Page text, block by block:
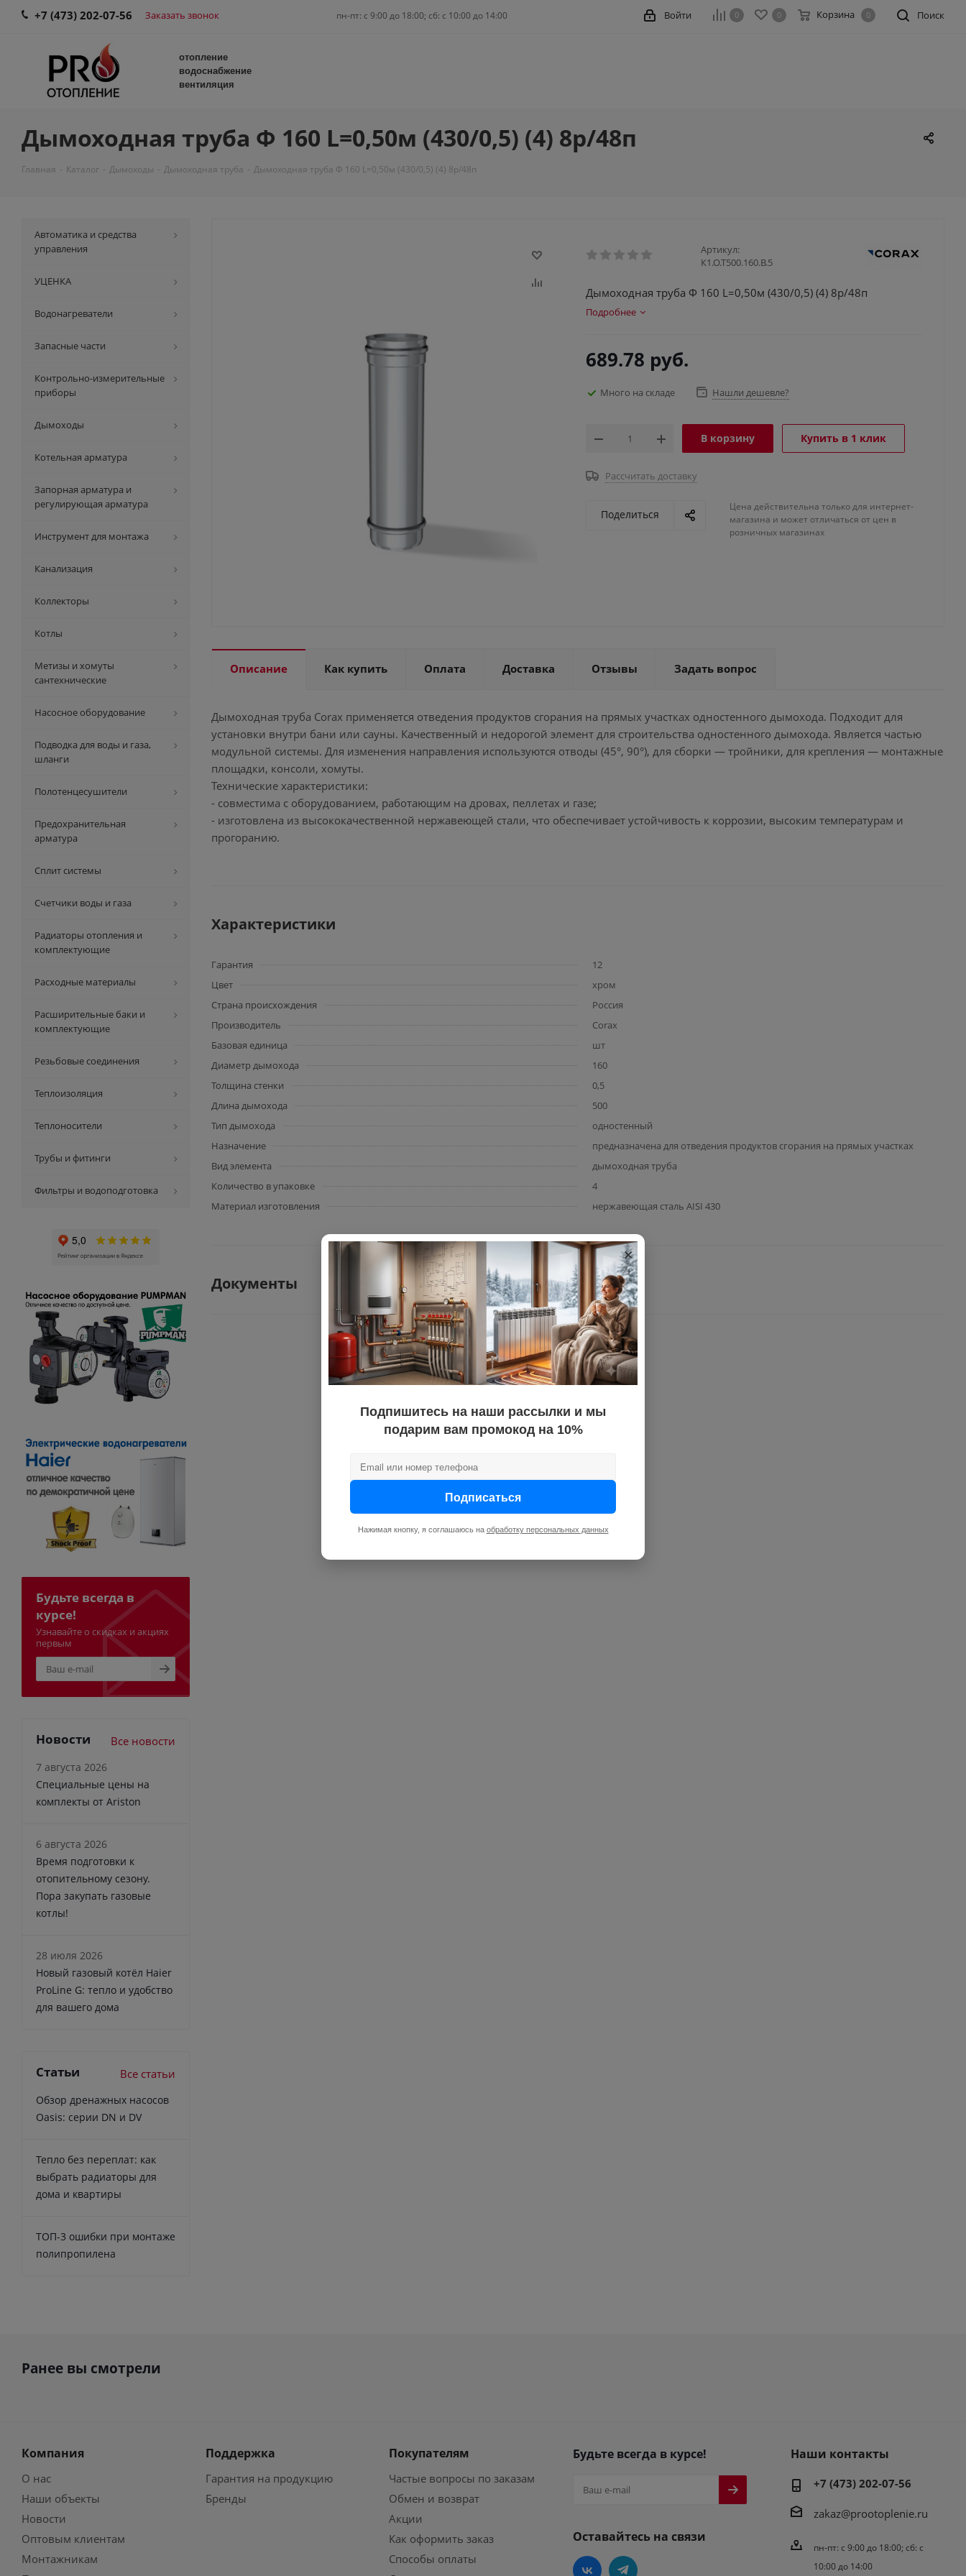
+7 (473) 202-07-56 Заказать звонок пн-пт: c 9:00 до 18:00; сб: с 10:00 до 14:00 Поиск
0 0 Корзина 0
Войти
отопление
водоснабжение
вентиляция
Дымоходная труба Ф 160 L=0,50м (430/0,5) (4) 8р/48п
Главная - Каталог - Дымоходы - Дымоходная труба - Дымоходная труба Ф 160 L=0,50м (430/0,5) (4) 8р/48п
Артикул:
К1.О.Т500.160.В.5
Дымоходная труба Ф 160 L=0,50м (430/0,5) (4) 8р/48п
Подробнее
689.78 руб.
Много на складе Нашли дешевле?
В корзину Купить в 1 клик
Рассчитать доставку
Поделиться
Цена действительна только для интернет-
магазина и может отличаться от цен в
розничных магазинах
Описание Как купить Оплата Доставка Отзывы Задать вопрос
Дымоходная труба Corax применяется отведения продуктов сгорания на прямых участках одностенного дымохода. Подходит для
установки внутри бани или сауны. Качественный и недорогой элемент для строительства одностенного дымохода. Является частью
модульной системы. Для изменения направления используются отводы (45°, 90°), для сборки — тройники, для крепления — монтажные
площадки, консоли, хомуты.
Технические характеристики:
- совместима с оборудованием, работающим на дровах, пеллетах и газе;
- изготовлена из высококачественной нержавеющей стали, что обеспечивает устойчивость к коррозии, высоким температурам и
прогоранию.
Характеристики
Гарантия
12
Цвет
хром
Страна происхождения
Россия
Производитель
Corax
Базовая единица
шт
Диаметр дымохода
160
Толщина стенки
0,5
Длина дымохода
500
Тип дымохода
одностенный
Назначение
предназначена для отведения продуктов сгорания на прямых участках
Вид элемента
дымоходная труба
Количество в упаковке
4
Материал изготовления
нержавеющая сталь AISI 430
Документы
Автоматика и средства
управления
УЦЕНКА
Водонагреватели
Запасные части
Контрольно-измерительные
приборы
Дымоходы
Котельная арматура
Запорная арматура и
регулирующая арматура
Инструмент для монтажа
Канализация
Коллекторы
Котлы
Метизы и хомуты
сантехнические
Насосное оборудование
Подводка для воды и газа,
шланги
Полотенцесушители
Предохранительная
арматура
Сплит системы
Счетчики воды и газа
Радиаторы отопления и
комплектующие
Расходные материалы
Расширительные баки и
комплектующие
Резьбовые соединения
Теплоизоляция
Теплоносители
Трубы и фитинги
Фильтры и водоподготовка
Будьте всегда в
курсе!
Узнавайте о скидках и акциях
первым
Новости Все новости
7 августа 2026
Специальные цены на
комплекты от Ariston
6 августа 2026
Время подготовки к
отопительному сезону.
Пора закупать газовые
котлы!
28 июля 2026
Новый газовый котёл Haier
ProLine G: тепло и удобство
для вашего дома
Статьи Все статьи
Обзор дренажных насосов
Oasis: серии DN и DV
Тепло без переплат: как
выбрать радиаторы для
дома и квартиры
ТОП-3 ошибки при монтаже
полипропилена
Ранее вы смотрели
Компания
О нас
Наши объекты
Новости
Оптовым клиентам
Монтажникам
Поддержка
Гарантия на продукцию
Бренды
Покупателям
Частые вопросы по заказам
Обмен и возврат
Акции
Как оформить заказ
Способы оплаты
Будьте всегда в курсе!
Оставайтесь на связи
Наши контакты
+7 (473) 202-07-56
zakaz@prootoplenie.ru
пн-пт: c 9:00 до 18:00; сб: с
10:00 до 14:00
×
Подпишитесь на наши рассылки и мы
подарим вам промокод на 10%
Подписаться
Нажимая кнопку, я соглашаюсь на обработку персональных данных